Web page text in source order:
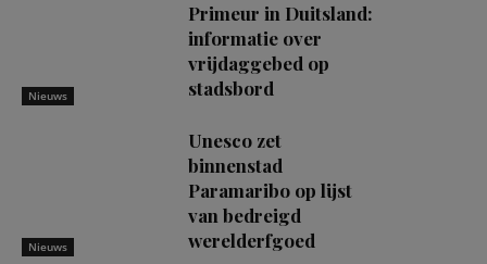
Nieuws
Primeur in Duitsland:
informatie over
vrijdaggebed op
stadsbord
Nieuws
Unesco zet
binnenstad
Paramaribo op lijst
van bedreigd
werelderfgoed